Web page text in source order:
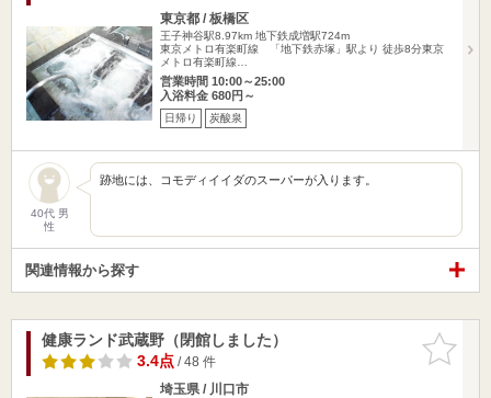
東京都 / 板橋区
王子神谷駅8.97km 地下鉄成増駅724m
東京メトロ有楽町線 「地下鉄赤塚」駅より 徒歩8分東京
メトロ有楽町線…
営業時間 10:00～25:00
入浴料金 680円～
日帰り 炭酸泉
40代 男
性
跡地には、コモディイイダのスーパーが入ります。
関連情報から探す
お気に入
りに追加
健康ランド武蔵野（閉館しました）
3.4点/ 48 件
埼玉県 / 川口市